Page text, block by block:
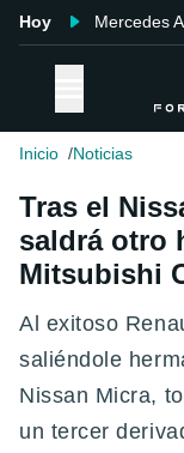
Hoy Mercedes
Inicio Noticias
Tras el
saldrá otro
Mitsubishi
Al exitoso
saliéndole
Nissan Micra,
un tercer